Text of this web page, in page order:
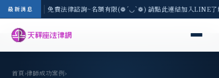
最新消息
-8/3(一) 現場免費法律諮詢~名額有限(❁´◡`❁) 請點此連結加入LINE
首頁›律師成功案例›